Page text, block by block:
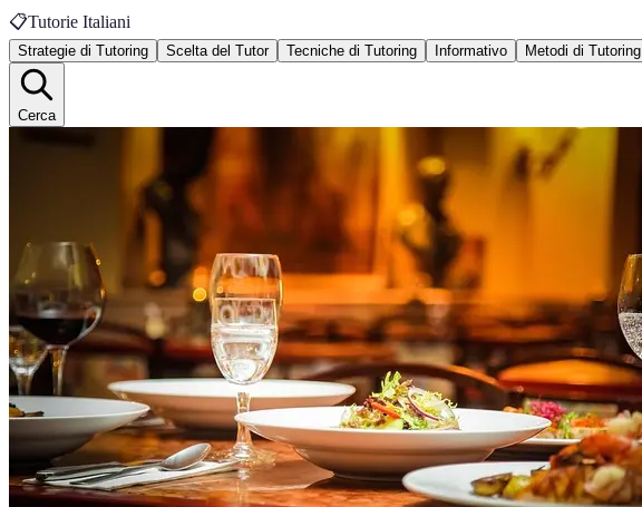
📋Tutorie Italiani
Strategie di Tutoring Scelta del Tutor Tecniche di Tutoring Informativo Metodi di Tutoring
Cerca